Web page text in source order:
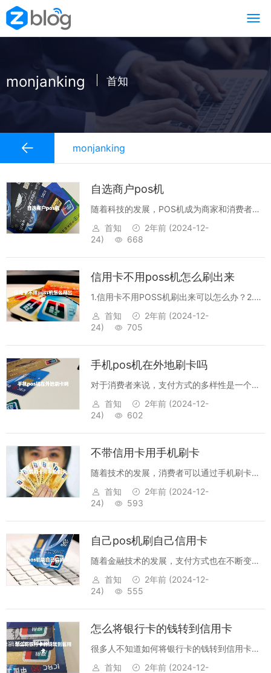
monjanking 首知
monjanking
自选商户pos机
随着科技的发展，POS机成为商家和消费者都
非常重要的支付终端，它不仅可以支持多种支
付方式，还可以提供多种服务，大大满足了商
支付终端的一种，它可以满足商家的各种...
首知 2年前 (2024-12-
24)
668
信用卡不用poss机怎么刷出来
1.信用卡不用POSS机刷出来可以怎么办？2.在
网上购物时，信用卡支付需要哪些信息？3.信
用卡购物的安全性如何？4.信用卡支付有什么
卡不用POSS机刷出来可...
首知 2年前 (2024-12-
24)
705
手机pos机在外地刷卡吗
对于消费者来说，支付方式的多样性是一个很
重要的因素，能够更加方便的使用支付工具也
是非常重要的一点。近年来，随着智能手机的
手机pos机，它可以让消费者在外地更加方...
首知 2年前 (2024-12-
24)
602
不带信用卡用手机刷卡
随着技术的发展，消费者可以通过手机刷卡来
购买商品和服务，而不必携带信用卡。无需信
用卡的手机刷卡服务可以提供更灵活，安全和
将支付功能集成到他们的移动设备中，只需
简...
首知 2年前 (2024-12-
24)
593
自己pos机刷自己信用卡
随着金融技术的发展，支付方式也在不断变
化，自己POS机刷自己信用卡也是一种支付方
式，这种支付方式比传统的支付方式更加方便
己POS机刷自己信用卡是指用个人拥有...
首知 2年前 (2024-12-
24)
555
怎么将银行卡的钱转到信用卡
很多人不知道如何将银行卡的钱转到信用卡，
这篇文章将会给出完整的操作攻略，通过以下
首知 2年前 (2024-12-